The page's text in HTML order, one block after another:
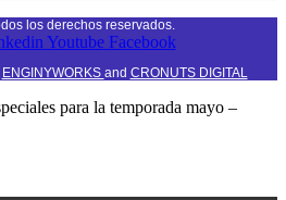
los derechos reservados.
Youtube Facebook
ENGINYWORKS and CRONUTS DIGITAL
para la temporada mayo –